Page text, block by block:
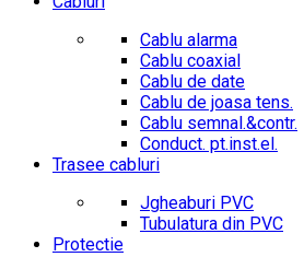
Cablu alarma
Cablu coaxial
Cablu de date
Cablu de joasa tens.
Cablu semnal.&contr.
Conduct. pt.inst.el.
Trasee cabluri
Jgheaburi PVC
Tubulatura din PVC
Protectie